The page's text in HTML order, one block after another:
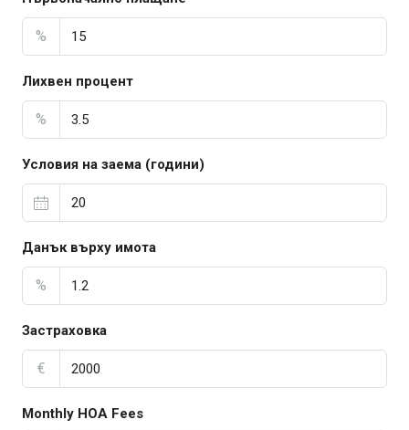
%
Лихвен процент
%
Условия на заема (години)
Данък върху имота
%
Застраховка
€
Monthly HOA Fees